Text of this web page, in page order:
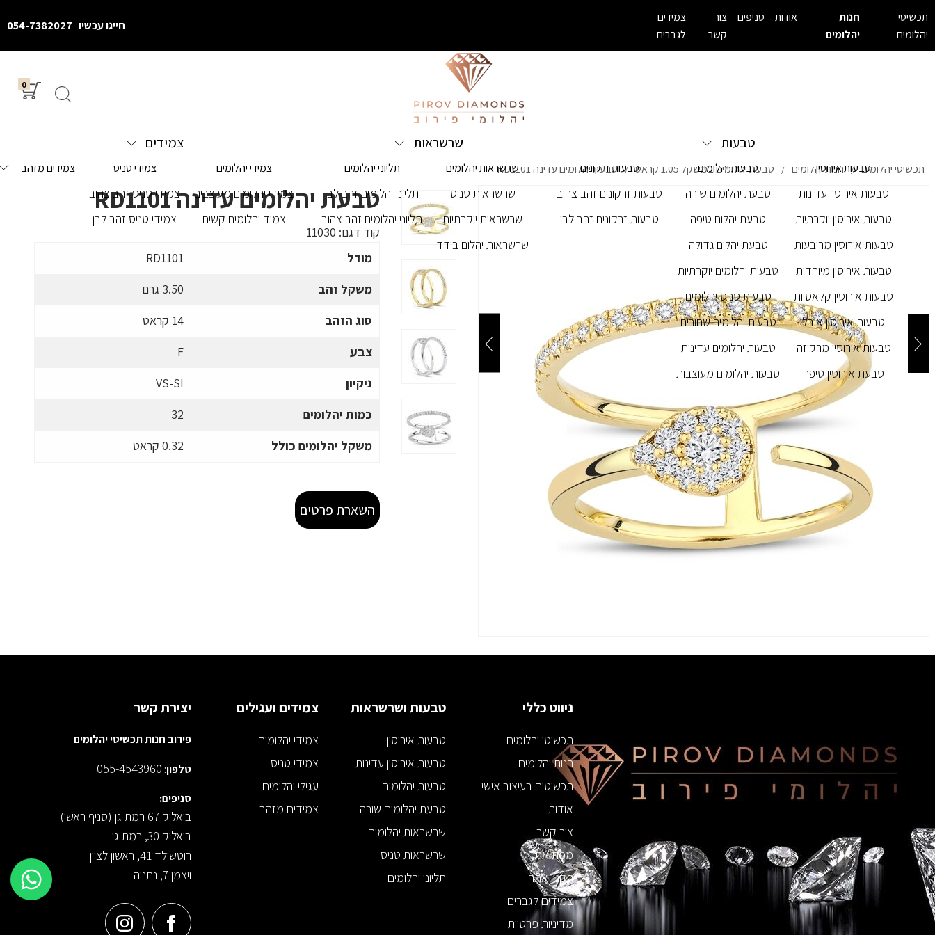
תכשיטי
יהלומים
חנות
יהלומים
אודות סניפים
צור
קשר
צמידים
לגברים
חייגו עכשיו 054-7382027
0
טבעות
טבעות אירוסין
טבעות אירוסין עדינות
טבעות אירוסין יוקרתיות
טבעות אירוסין מרובעות
טבעות אירוסין מיוחדות
טבעות אירוסין קלאסיות
טבעות אירוסין אובל
טבעות אירוסין מרקיזה
טבעת אירוסין טיפה
טבעות יהלומים
טבעת יהלומים שורה
טבעת יהלום טיפה
טבעת יהלום גדולה
טבעות יהלומים יוקרתיות
טבעות טניס יהלומים
טבעות יהלומים שחורים
טבעות יהלומים עדינות
טבעות יהלומים מעוצבות
טבעות זרקונים
טבעות זרקונים זהב צהוב
טבעות זרקונים זהב לבן
שרשראות
שרשראות יהלומים
שרשראות טניס
שרשראות יוקרתיות
שרשראות יהלום בודד
תליוני יהלומים
תליוני יהלומים זהב לבן
תליוני יהלומים זהב צהוב
צמידים
צמידי יהלומים
צמידי יהלומים מעוצבים
צמיד יהלומים קשיח
צמידי טניס
צמידי טניס זהב צהוב
צמידי טניס זהב לבן
צמידים מזהב תכשיטי יהלומים / חנות יהלומים / טבעת יהלומים במשקל 1.05 קראט / טבעת יהלומים עדינה RD1101
טבעת יהלומים עדינה RD1101
קוד דגם: 11030
מודל
RD1101
משקל זהב
3.50 גרם
סוג הזהב
14 קראט
צבע
F
ניקיון
VS-SI
כמות יהלומים
32
משקל יהלומים כולל
0.32 קראט
השארת פרטים
ניווט כללי
תכשיטי יהלומים
חנות יהלומים
תכשיטים בעיצוב אישי
אודות
צור קשר
מפת אתר
תקנון אתר
צמידים לגברים
מדיניות פרטיות
טבעות ושרשראות
טבעות אירוסין
טבעות אירוסין עדינות
טבעות יהלומים
טבעת יהלומים שורה
שרשראות יהלומים
שרשראות טניס
תליוני יהלומים
צמידים ועגילים
צמידי יהלומים
צמידי טניס
עגילי יהלומים
צמידים מזהב
יצירת קשר
פירוב חנות תכשיטי יהלומים
טלפון:
055-4543960
סניפים:
ביאליק 67 רמת גן (סניף ראשי)
ביאליק 30, רמת גן
רוטשילד 41, ראשון לציון
ויצמן 7, נתניה